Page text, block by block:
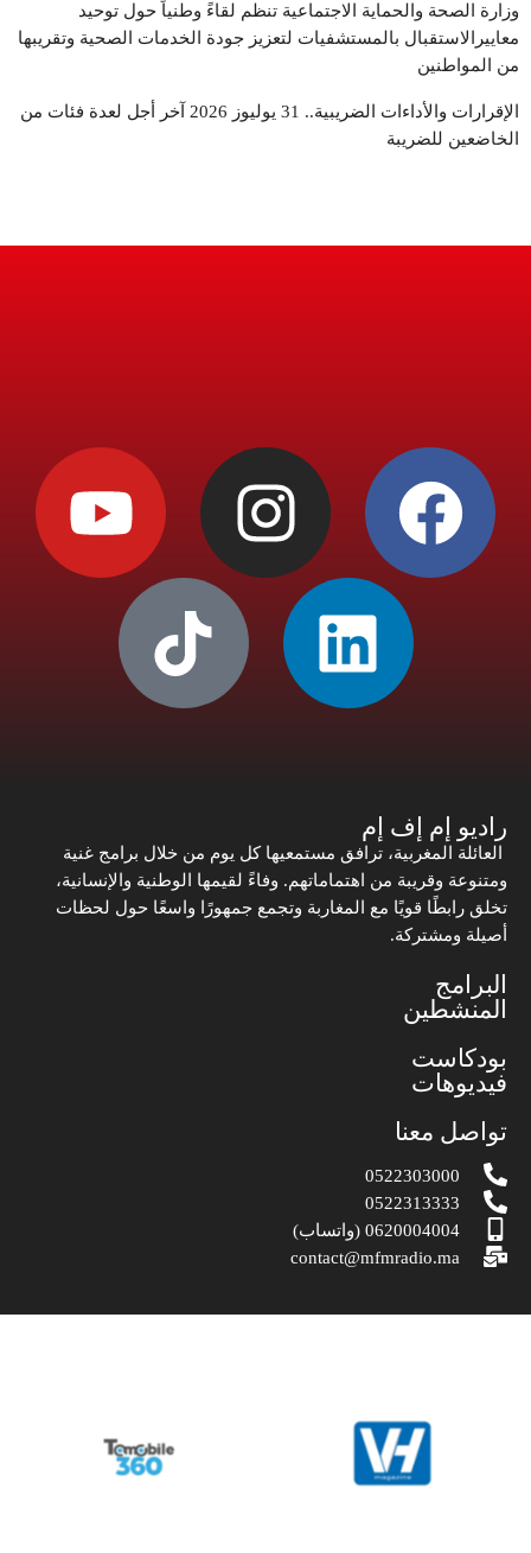
وزارة الصحة والحماية الاجتماعية تنظم لقاءً وطنياً حول توحيد
معاييرالاستقبال بالمستشفيات لتعزيز جودة الخدمات الصحية وتقريبها
من المواطنين
الإقرارات والأداءات الضريبية.. 31 يوليوز 2026 آخر أجل لعدة فئات من
الخاضعين للضريبة
راديو إم إف إم
العائلة المغربية، ترافق مستمعيها كل يوم من خلال برامج غنية
ومتنوعة وقريبة من اهتماماتهم. وفاءً لقيمها الوطنية والإنسانية،
تخلق رابطًا قويًا مع المغاربة وتجمع جمهورًا واسعًا حول لحظات
أصيلة ومشتركة.
البرامج
المنشطين
بودكاست
فيديوهات
تواصل معنا
0522303000
0522313333
0620004004 (واتساب)
contact@mfmradio.ma